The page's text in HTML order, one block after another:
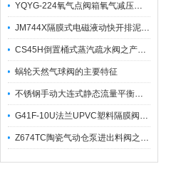
YQYG-224氧气点阀箱氧气减压器之产品使用注意事项分享
JM744X隔膜式电磁液动快开排泥阀之产品性能及其技术参数
CS45H倒置桶式蒸汽疏水阀之产品工作原理及特点
蜗轮天然气球阀的主要特征
不锈钢手动大连式静态流量平衡阀之产品主要特点与规范
G41F-10U法兰UPVC塑料隔膜阀之产品安装与使用及维护
Z674TC陶瓷气动仓泵进出料阀之产品特点及其外形连接尺寸